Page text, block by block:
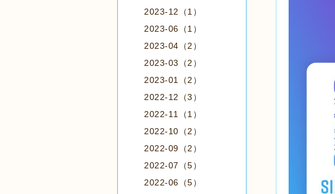
2023-12（1）
2023-06（1）
2023-04（2）
2023-03（2）
2023-01（2）
2022-12（3）
2022-11（1）
2022-10（2）
2022-09（2）
2022-07（5）
2022-06（5）